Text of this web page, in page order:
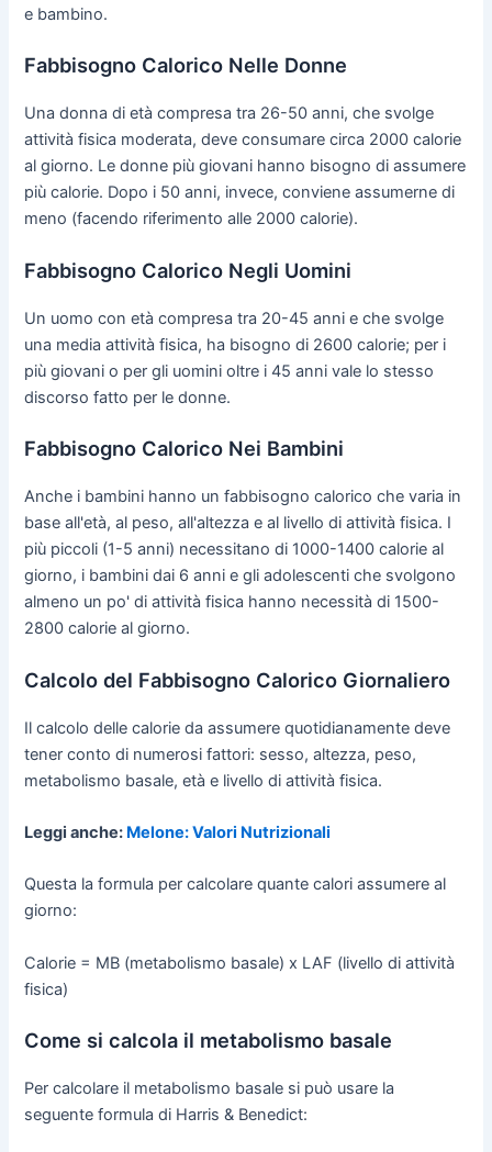
e bambino.
Fabbisogno Calorico Nelle Donne
Una donna di età compresa tra 26-50 anni, che svolge
attività fisica moderata, deve consumare circa 2000 calorie
al giorno. Le donne più giovani hanno bisogno di assumere
più calorie. Dopo i 50 anni, invece, conviene assumerne di
meno (facendo riferimento alle 2000 calorie).
Fabbisogno Calorico Negli Uomini
Un uomo con età compresa tra 20-45 anni e che svolge
una media attività fisica, ha bisogno di 2600 calorie; per i
più giovani o per gli uomini oltre i 45 anni vale lo stesso
discorso fatto per le donne.
Fabbisogno Calorico Nei Bambini
Anche i bambini hanno un fabbisogno calorico che varia in
base all'età, al peso, all'altezza e al livello di attività fisica. I
più piccoli (1-5 anni) necessitano di 1000-1400 calorie al
giorno, i bambini dai 6 anni e gli adolescenti che svolgono
almeno un po' di attività fisica hanno necessità di 1500-
2800 calorie al giorno.
Calcolo del Fabbisogno Calorico Giornaliero
Il calcolo delle calorie da assumere quotidianamente deve
tener conto di numerosi fattori: sesso, altezza, peso,
metabolismo basale, età e livello di attività fisica.
Leggi anche: Melone: Valori Nutrizionali
Questa la formula per calcolare quante calori assumere al
giorno:
Calorie = MB (metabolismo basale) x LAF (livello di attività
fisica)
Come si calcola il metabolismo basale
Per calcolare il metabolismo basale si può usare la
seguente formula di Harris & Benedict: